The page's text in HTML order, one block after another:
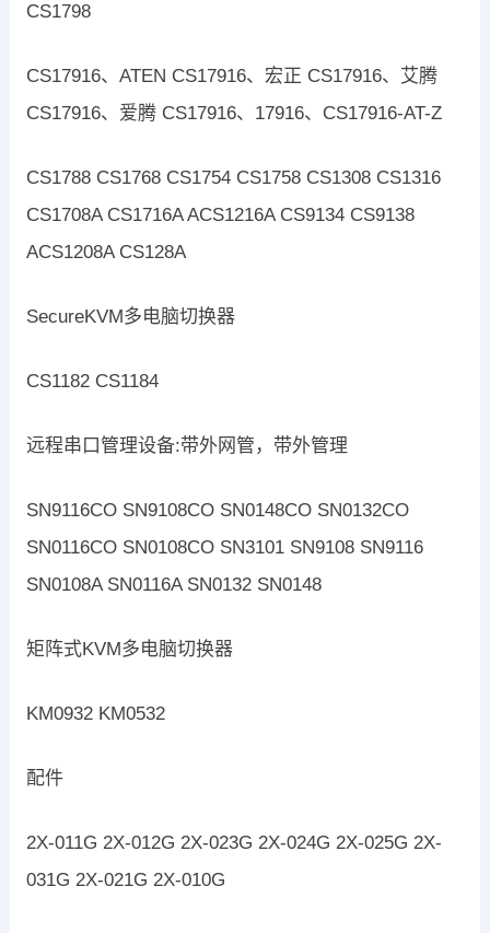
CS1798
CS17916、ATEN CS17916、宏正 CS17916、艾腾
CS17916、爱腾 CS17916、17916、CS17916-AT-Z
CS1788 CS1768 CS1754 CS1758 CS1308 CS1316
CS1708A CS1716A ACS1216A CS9134 CS9138
ACS1208A CS128A
SecureKVM多电脑切换器
CS1182 CS1184
远程串口管理设备:带外网管，带外管理
SN9116CO SN9108CO SN0148CO SN0132CO
SN0116CO SN0108CO SN3101 SN9108 SN9116
SN0108A SN0116A SN0132 SN0148
矩阵式KVM多电脑切换器
KM0932 KM0532
配件
2X-011G 2X-012G 2X-023G 2X-024G 2X-025G 2X-
031G 2X-021G 2X-010G